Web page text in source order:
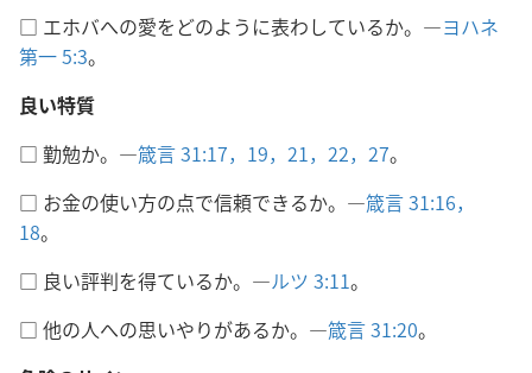
□ エホバへの愛をどのように表わしているか。―ヨハネ
第一 5:3。
良い特質
□ 勤勉か。―箴言 31:17， 19， 21，22， 27。
□ お金の使い方の点で信頼できるか。―箴言 31:16，
18。
□ 良い評判を得ているか。―ルツ 3:11。
□ 他の人への思いやりがあるか。―箴言 31:20。